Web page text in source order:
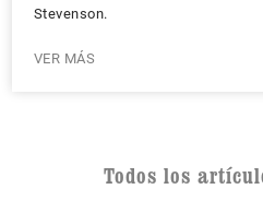
Stevenson.
VER MÁS
Todos los